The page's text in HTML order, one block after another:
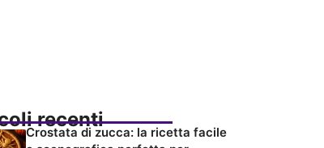
recenti
Crostata di zucca: la ricetta facile